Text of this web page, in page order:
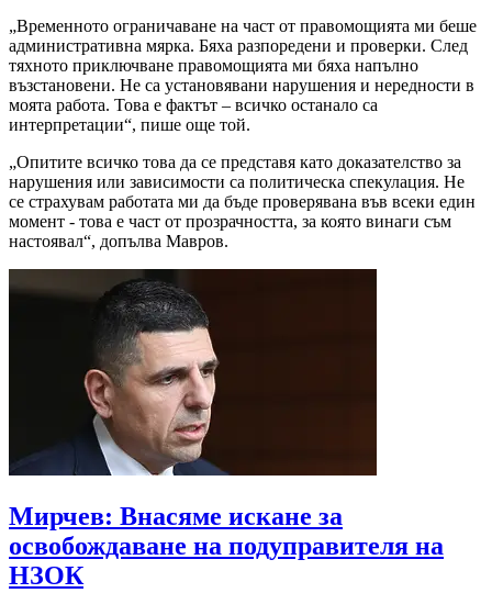
„Временното ограничаване на част от правомощията ми беше
административна мярка. Бяха разпоредени и проверки. След
тяхното приключване правомощията ми бяха напълно
възстановени. Не са установявани нарушения и нередности в
моята работа. Това е фактът – всичко останало са
интерпретации“, пише още той.
„Опитите всичко това да се представя като доказателство за
нарушения или зависимости са политическа спекулация. Не
се страхувам работата ми да бъде проверявана във всеки един
момент - това е част от прозрачността, за която винаги съм
настоявал“, допълва Мавров.
Мирчев: Внасяме искане за
освобождаване на подуправителя на
НЗОК